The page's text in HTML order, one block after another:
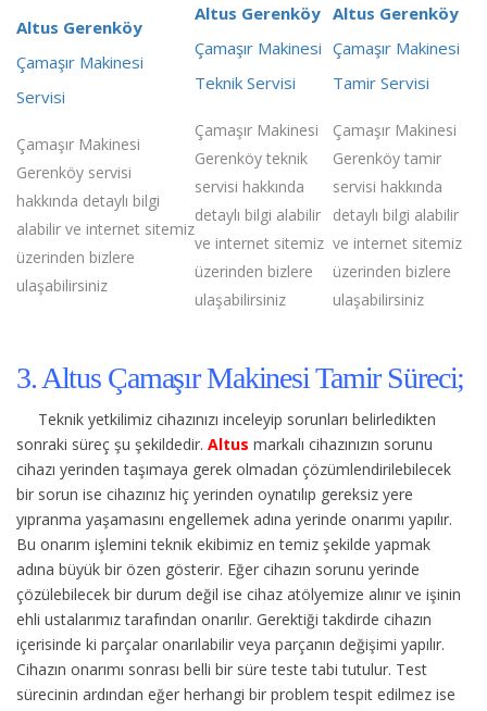
Altus Gerenköy
Çamaşır Makinesi
Servisi
Çamaşır Makinesi
Gerenköy servisi
hakkında detaylı bilgi
alabilir ve internet sitemiz
üzerinden bizlere
ulaşabilirsiniz
Altus Gerenköy
Çamaşır Makinesi
Teknik Servisi
Çamaşır Makinesi
Gerenköy teknik
servisi hakkında
detaylı bilgi alabilir
ve internet sitemiz
üzerinden bizlere
ulaşabilirsiniz
Altus Gerenköy
Çamaşır Makinesi
Tamir Servisi
Çamaşır Makinesi
Gerenköy tamir
servisi hakkında
detaylı bilgi alabilir
ve internet sitemiz
üzerinden bizlere
ulaşabilirsiniz
3. Altus Çamaşır Makinesi Tamir Süreci;
Teknik yetkilimiz cihazınızı inceleyip sorunları belirledikten
sonraki süreç şu şekildedir. Altus markalı cihazınızın sorunu
cihazı yerinden taşımaya gerek olmadan çözümlendirilebilecek
bir sorun ise cihazınız hiç yerinden oynatılıp gereksiz yere
yıpranma yaşamasını engellemek adına yerinde onarımı yapılır.
Bu onarım işlemini teknik ekibimiz en temiz şekilde yapmak
adına büyük bir özen gösterir. Eğer cihazın sorunu yerinde
çözülebilecek bir durum değil ise cihaz atölyemize alınır ve işinin
ehli ustalarımız tarafından onarılır. Gerektiği takdirde cihazın
içerisinde ki parçalar onarılabilir veya parçanın değişimi yapılır.
Cihazın onarımı sonrası belli bir süre teste tabi tutulur. Test
sürecinin ardından eğer herhangi bir problem tespit edilmez ise